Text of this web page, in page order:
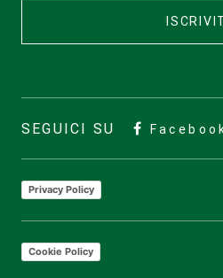
SEGUICI SU
Privacy Policy
Cookie Policy